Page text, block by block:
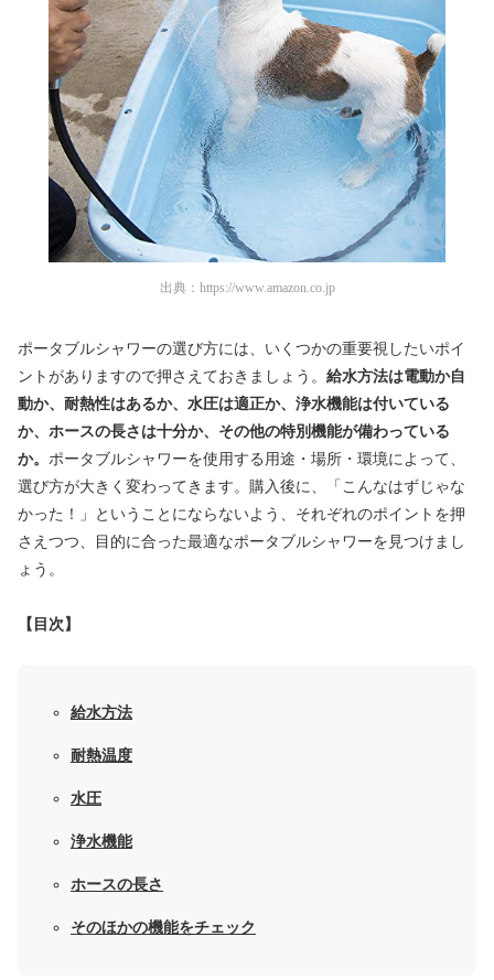
出典： https://www.amazon.co.jp
ポータブルシャワーの選び方には、いくつかの重要視したいポイ
ントがありますので押さえておきましょう。 給水方法は電動か自
動か、耐熱性はあるか、水圧は適正か、浄水機能は付いている
か、ホースの長さは十分か、その他の特別機能が備わっている
か。 ポータブルシャワーを使用する用途・場所・環境によって、
選び方が大きく変わってきます。購入後に、「こんなはずじゃな
かった！」ということにならないよう、それぞれのポイントを押
さえつつ、目的に合った最適なポータブルシャワーを見つけまし
ょう。
【目次】
給水方法
耐熱温度
水圧
浄水機能
ホースの長さ
そのほかの機能をチェック